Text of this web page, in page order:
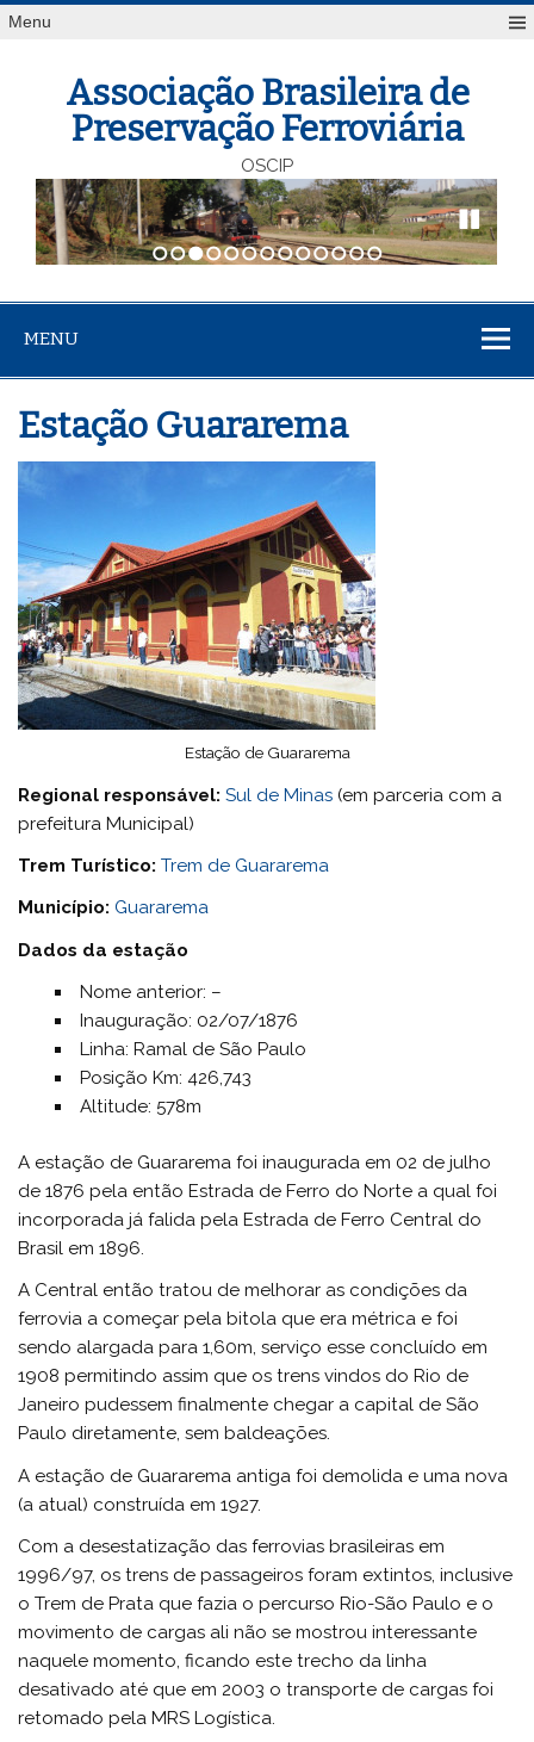
Menu
Associação Brasileira de
Preservação Ferroviária
OSCIP
1 2 3 4 5 6 7 8 910111213
MENU
Estação Guararema
Estação de Guararema
Regional responsável:Sul de Minas (em parceria com a
prefeitura Municipal)
Trem Turístico: Trem de Guararema
Município: Guararema
Dados da estação
Nome anterior: –
Inauguração: 02/07/1876
Linha: Ramal de São Paulo
Posição Km: 426,743
Altitude: 578m
A estação de Guararema foi inaugurada em 02 de julho
de 1876 pela então Estrada de Ferro do Norte a qual foi
incorporada já falida pela Estrada de Ferro Central do
Brasil em 1896.
A Central então tratou de melhorar as condições da
ferrovia a começar pela bitola que era métrica e foi
sendo alargada para 1,60m, serviço esse concluído em
1908 permitindo assim que os trens vindos do Rio de
Janeiro pudessem finalmente chegar a capital de São
Paulo diretamente, sem baldeações.
A estação de Guararema antiga foi demolida e uma nova
(a atual) construída em 1927.
Com a desestatização das ferrovias brasileiras em
1996/97, os trens de passageiros foram extintos, inclusive
o Trem de Prata que fazia o percurso Rio-São Paulo e o
movimento de cargas ali não se mostrou interessante
naquele momento, ficando este trecho da linha
desativado até que em 2003 o transporte de cargas foi
retomado pela MRS Logística.